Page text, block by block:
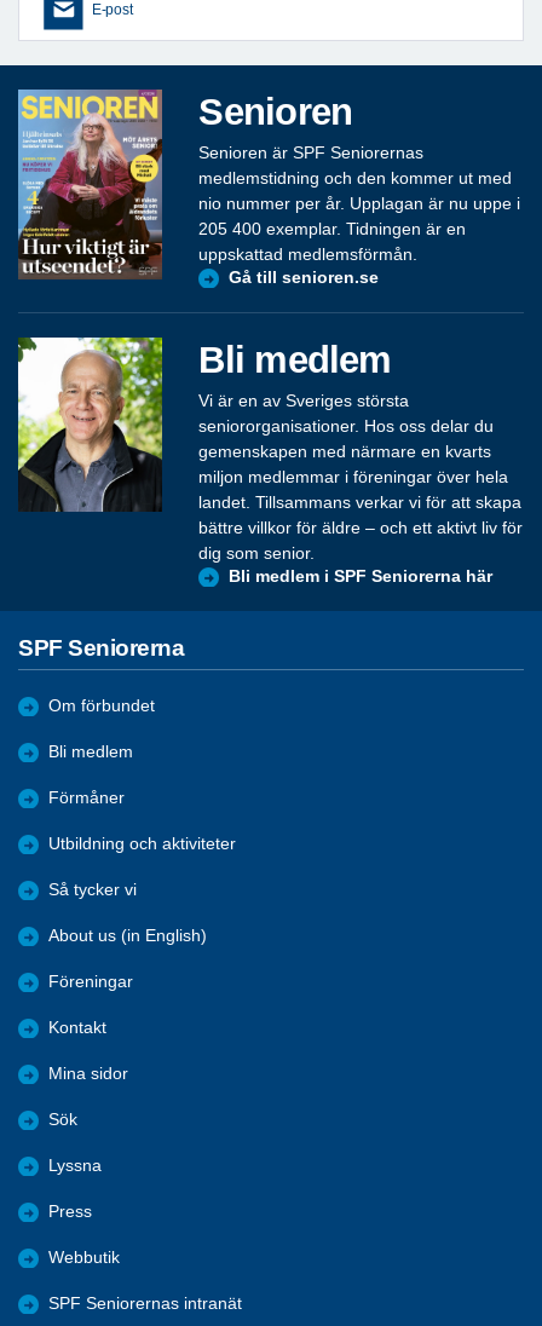
E-post
Senioren
Senioren är SPF Seniorernas
medlemstidning och den kommer ut med
nio nummer per år. Upplagan är nu uppe i
205 400 exemplar. Tidningen är en
uppskattad medlemsförmån.
Gå till senioren.se
Bli medlem
Vi är en av Sveriges största
seniororganisationer. Hos oss delar du
gemenskapen med närmare en kvarts
miljon medlemmar i föreningar över hela
landet. Tillsammans verkar vi för att skapa
bättre villkor för äldre – och ett aktivt liv för
dig som senior.
Bli medlem i SPF Seniorerna här
SPF Seniorerna
Om förbundet
Bli medlem
Förmåner
Utbildning och aktiviteter
Så tycker vi
About us (in English)
Föreningar
Kontakt
Mina sidor
Sök
Lyssna
Press
Webbutik
SPF Seniorernas intranät